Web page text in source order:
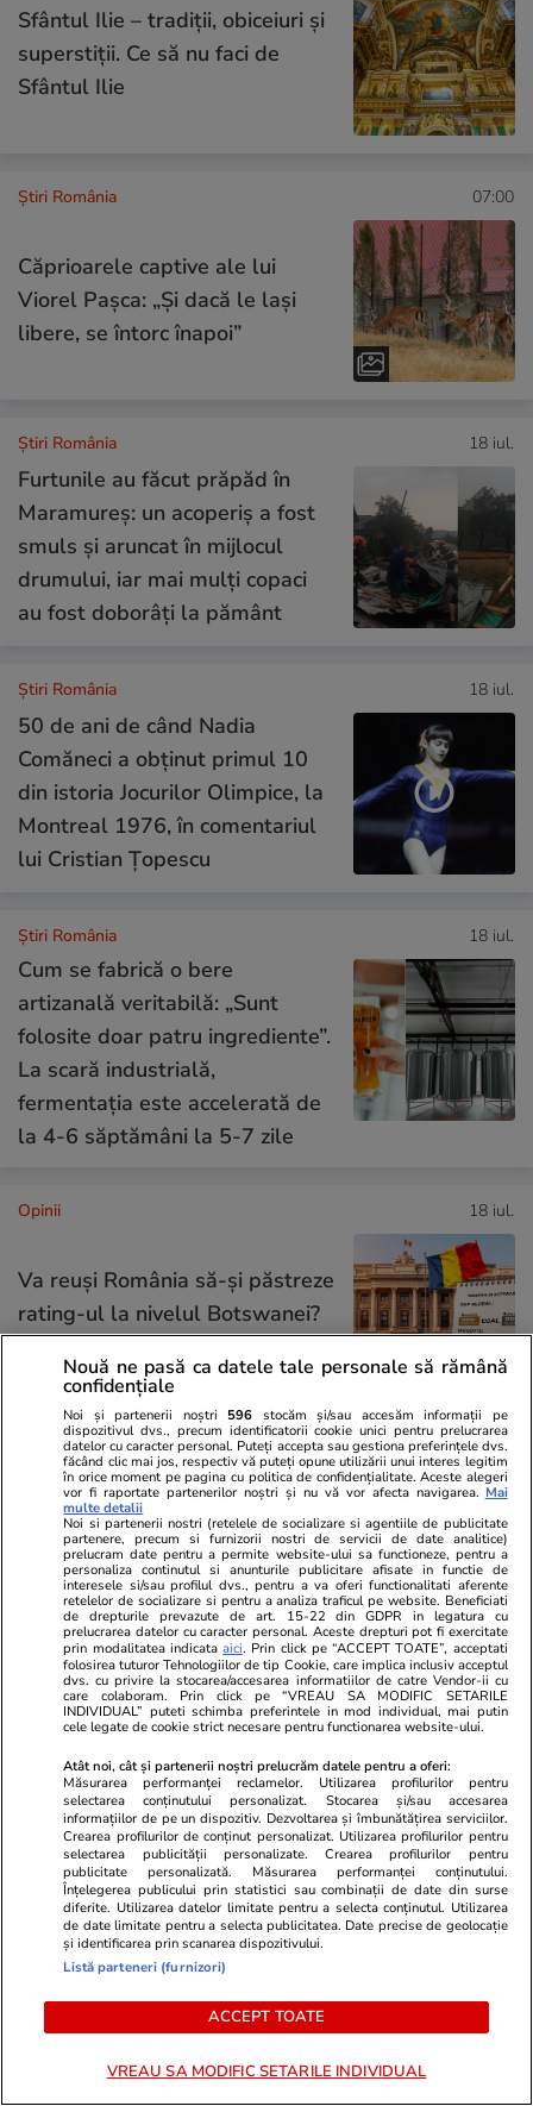
Sfântul Ilie – tradiții, obiceiuri și
superstiții. Ce să nu faci de
Sfântul Ilie
Știri România 07:00
Căprioarele captive ale lui
Viorel Paşca: „Şi dacă le laşi
libere, se întorc înapoi”
Știri România 18 iul.
Furtunile au făcut prăpăd în
Maramureș: un acoperiș a fost
smuls și aruncat în mijlocul
drumului, iar mai mulți copaci
au fost doborâți la pământ
Știri România 18 iul.
50 de ani de când Nadia
Comăneci a obţinut primul 10
din istoria Jocurilor Olimpice, la
Montreal 1976, în comentariul
lui Cristian Țopescu
Știri România 18 iul.
Cum se fabrică o bere
artizanală veritabilă: „Sunt
folosite doar patru ingrediente”.
La scară industrială,
fermentația este accelerată de
la 4-6 săptămâni la 5-7 zile
Opinii 18 iul.
Va reuși România să-și păstreze
rating-ul la nivelul Botswanei?
18 iul.
Poate vine un extraterestru și
ne face bine
17 iul.
De ce socialismul și comunismul
sucesc mințile oamenilor?
A doua palmă de la
pierde același proces
Nouă ne pasă ca datele tale personale să rămână
confidențiale
Noi și partenerii noștri 596 stocăm și/sau accesăm informații pe
dispozitivul dvs., precum identificatorii cookie unici pentru prelucrarea
datelor cu caracter personal. Puteți accepta sau gestiona preferințele dvs.
făcând clic mai jos, respectiv vă puteți opune utilizării unui interes legitim
în orice moment pe pagina cu politica de confidențialitate. Aceste alegeri
vor fi raportate partenerilor noștri și nu vă vor afecta navigarea. Mai
multe detalii
Noi si partenerii nostri (retelele de socializare si agentiile de publicitate
partenere, precum si furnizorii nostri de servicii de date analitice)
prelucram date pentru a permite website-ului sa functioneze, pentru a
personaliza continutul si anunturile publicitare afisate in functie de
interesele si/sau profilul dvs., pentru a va oferi functionalitati aferente
retelelor de socializare si pentru a analiza traficul pe website. Beneficiati
de drepturile prevazute de art. 15-22 din GDPR in legatura cu
prelucrarea datelor cu caracter personal. Aceste drepturi pot fi exercitate
prin modalitatea indicataaici. Prin click pe “ACCEPT TOATE”, acceptati
folosirea tuturor Tehnologiilor de tip Cookie, care implica inclusiv acceptul
dvs. cu privire la stocarea/accesarea informatiilor de catre Vendor-ii cu
care colaboram. Prin click pe “VREAU SA MODIFIC SETARILE
INDIVIDUAL” puteti schimba preferintele in mod individual, mai putin
cele legate de cookie strict necesare pentru functionarea website-ului.
Atât noi, cât și partenerii noștri prelucrăm datele pentru a oferi:
Măsurarea performanței reclamelor. Utilizarea profilurilor pentru
selectarea conținutului personalizat. Stocarea și/sau accesarea
informațiilor de pe un dispozitiv. Dezvoltarea și îmbunătățirea serviciilor.
Crearea profilurilor de conținut personalizat. Utilizarea profilurilor pentru
selectarea publicității personalizate. Crearea profilurilor pentru
publicitate personalizată. Măsurarea performanței conținutului.
Înțelegerea publicului prin statistici sau combinații de date din surse
diferite. Utilizarea datelor limitate pentru a selecta conținutul. Utilizarea
de date limitate pentru a selecta publicitatea. Date precise de geolocație
și identificarea prin scanarea dispozitivului.
Listă parteneri (furnizori)
ACCEPT TOATE
VREAU SA MODIFIC SETARILE INDIVIDUAL